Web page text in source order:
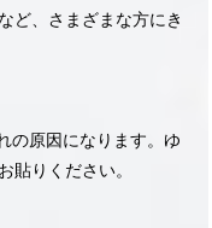
ど、さまざまな方にき
の原因になります。ゆ
貼りください。